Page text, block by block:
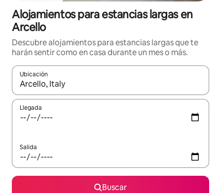
Alojamientos para estancias largas en
Arcello
Descubre alojamientos para estancias largas que te
harán sentir como en casa durante un mes o más.
Ubicación
Cuando los resultados estén disponibles, podrás navegar
Llegada
Salida
Buscar